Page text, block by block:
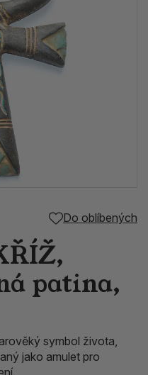
Do oblíbených
patina,
symbol života,
jako amulet pro